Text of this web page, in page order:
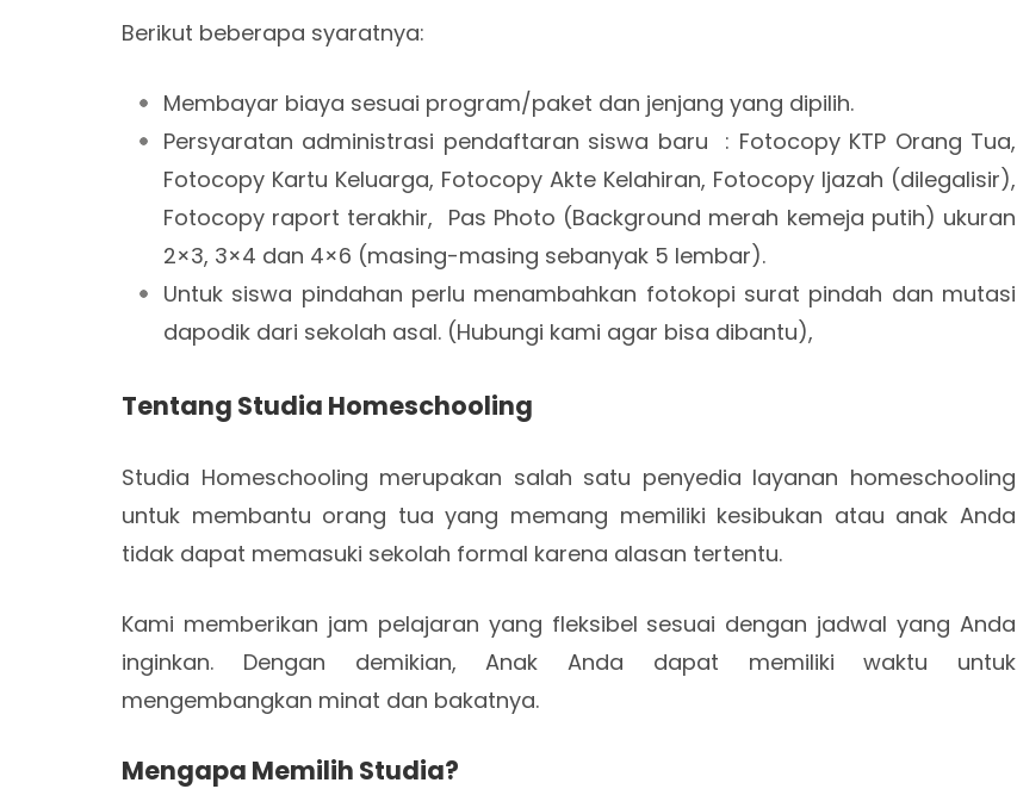
Berikut beberapa syaratnya:
Membayar biaya sesuai program/paket dan jenjang yang dipilih.
Persyaratan administrasi pendaftaran siswa baru : Fotocopy KTP Orang Tua,
Fotocopy Kartu Keluarga, Fotocopy Akte Kelahiran, Fotocopy Ijazah (dilegalisir),
Fotocopy raport terakhir, Pas Photo (Background merah kemeja putih) ukuran
2×3, 3×4 dan 4×6 (masing-masing sebanyak 5 lembar).
Untuk siswa pindahan perlu menambahkan fotokopi surat pindah dan mutasi
dapodik dari sekolah asal. (Hubungi kami agar bisa dibantu),
Tentang Studia Homeschooling
Studia Homeschooling merupakan salah satu penyedia layanan homeschooling
untuk membantu orang tua yang memang memiliki kesibukan atau anak Anda
tidak dapat memasuki sekolah formal karena alasan tertentu.
Kami memberikan jam pelajaran yang fleksibel sesuai dengan jadwal yang Anda
inginkan. Dengan demikian, Anak Anda dapat memiliki waktu untuk
mengembangkan minat dan bakatnya.
Mengapa Memilih Studia?